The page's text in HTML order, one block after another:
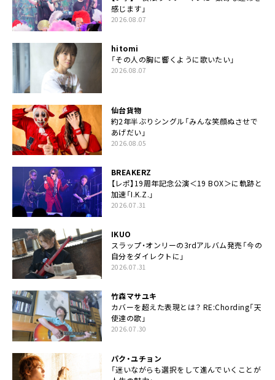
感じます」
2026.08.07
hitomi
「その人の胸に響くように歌いたい」
2026.08.07
仙台貨物
約2年半ぶりシングル「みんな笑顔ぬさせで
あげだい」
2026.08.05
BREAKERZ
【レポ】19周年記念公演＜19 BOX＞に軌跡と
加速「I.K.Z.」
2026.07.31
IKUO
スラップ・オンリーの3rdアルバム発売「今の
自分をダイレクトに」
2026.07.31
竹森マサユキ
カバーを超えた表現とは？ RE:Chording「天
使達の歌」
2026.07.30
パク・ユチョン
「迷いながらも選択をして進んでいくことが